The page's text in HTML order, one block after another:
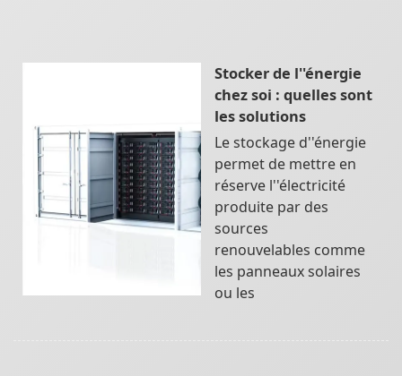
Stocker de l''énergie
chez soi : quelles sont
les solutions
Le stockage d''énergie
permet de mettre en
réserve l''électricité
produite par des
sources
renouvelables comme
les panneaux solaires
ou les